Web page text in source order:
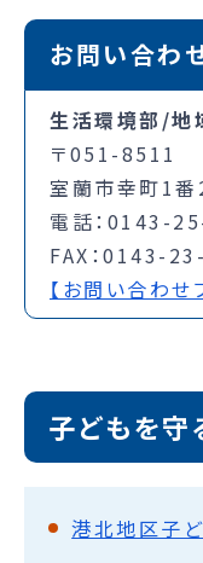
お問い合わ
生活環境部/地
〒051-8511
室蘭市幸町1番
電話：0143-
FAX：0143-
【お問い合わせ
子どもを守
港北地区子